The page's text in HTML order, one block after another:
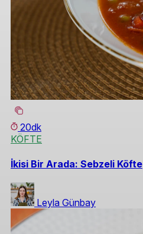
20dk
KÖFTE
İkisi Bir Arada: Sebzeli Köfte
Leyla Günbay